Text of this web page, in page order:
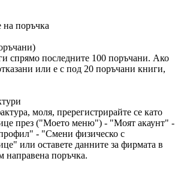
поръчка
спрямо последните 100 поръчани. Ако
или е с под 20 поръчани книги,
моля, пререгистрирайте се като
през ("Моето меню") - "Моят акаунт" -
- "Смени физическо с
или оставете данните за фирмата в
направена поръчка.